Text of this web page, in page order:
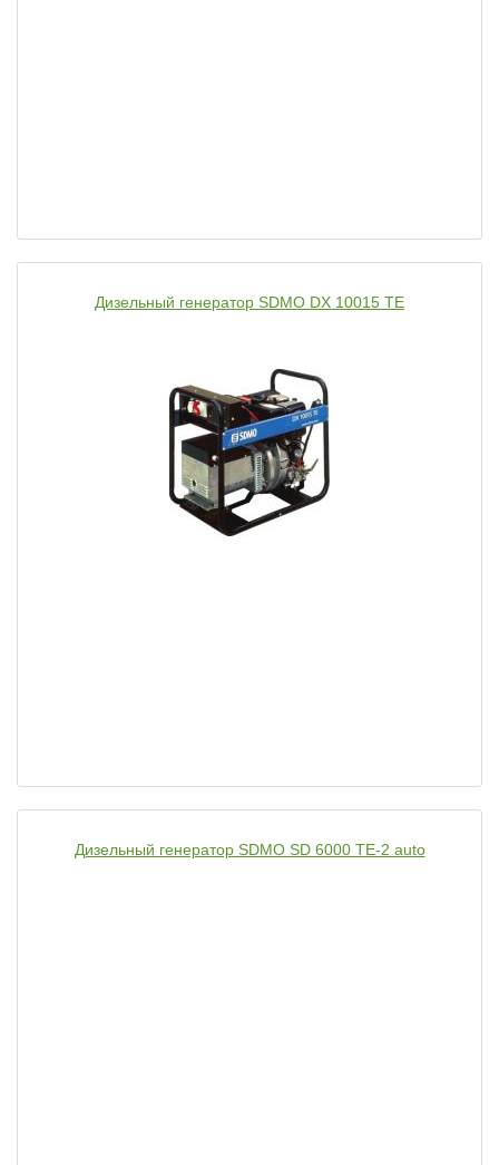
Дизельный генератор SDMO DX 10015 TE
Дизельный генератор SDMO SD 6000 TE-2 auto